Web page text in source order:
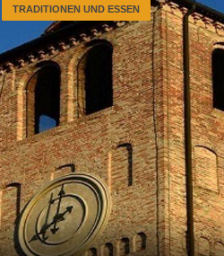
TRADITIONEN UND ESSEN